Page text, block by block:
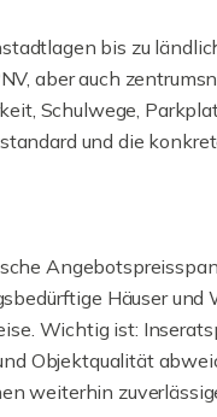
bis zu
aber auch
Schulwege,
und die
Häuser
Wichtig ist:
Objektqualität
weiterhin